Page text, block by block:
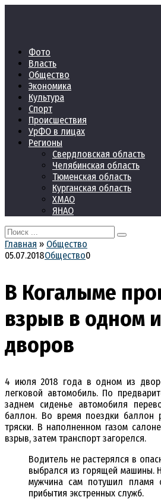
Фото
Власть
Общество
Экономика
Культура
Спорт
Происшествия
УрФО в лицах
Регионы
Свердловская область
Челябинская область
Тюменская область
Курганская область
ХМАО
ЯНАО
Search
for:
Главная » Общество
05.07.2018Общество0
В Когалыме
взрыв в одном
дворов
4 июля 2018 года в одном из
легковой автомобиль. По
заднем сиденье автомобиля
баллон. Во время поездки баллон
тряски. В наполненном газом
взрыв, затем транспорт загорелся.
Водитель не растерялся в
выбрался из горящей машины.
мужчина сам потушил пламя
прибытия экстренных служб.